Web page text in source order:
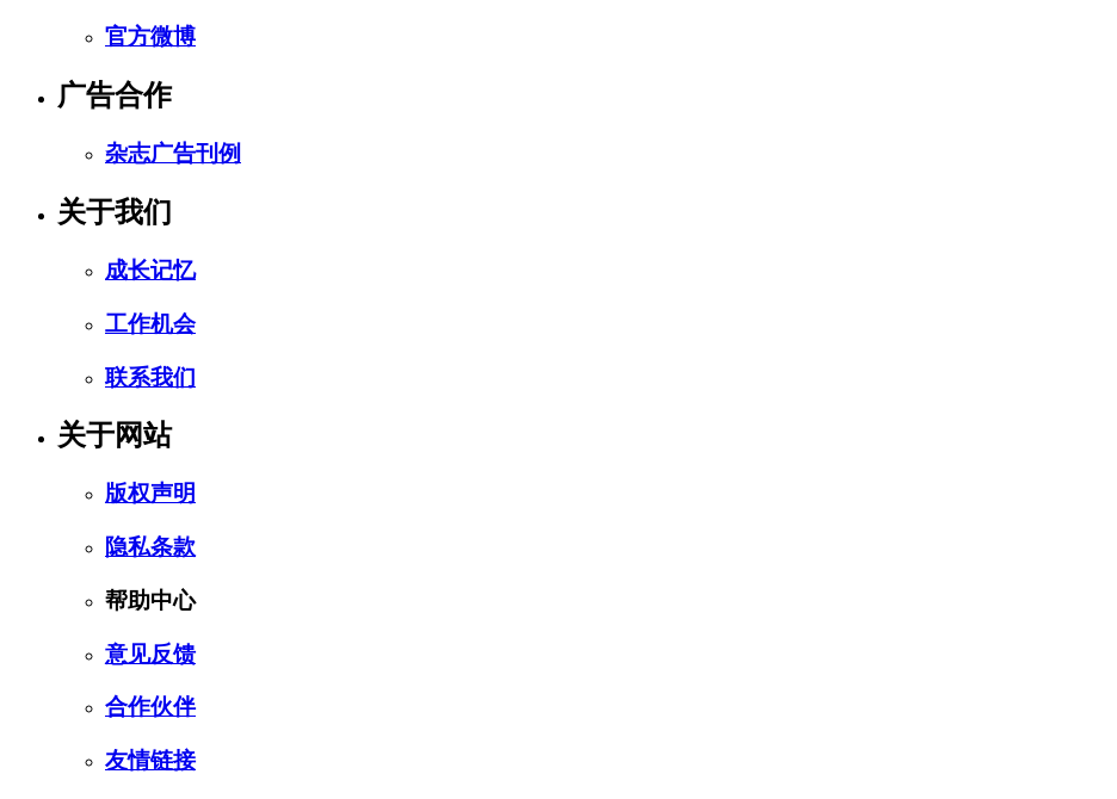
官方微博
广告合作
杂志广告刊例
关于我们
成长记忆
工作机会
联系我们
关于网站
版权声明
隐私条款
帮助中心
意见反馈
合作伙伴
友情链接